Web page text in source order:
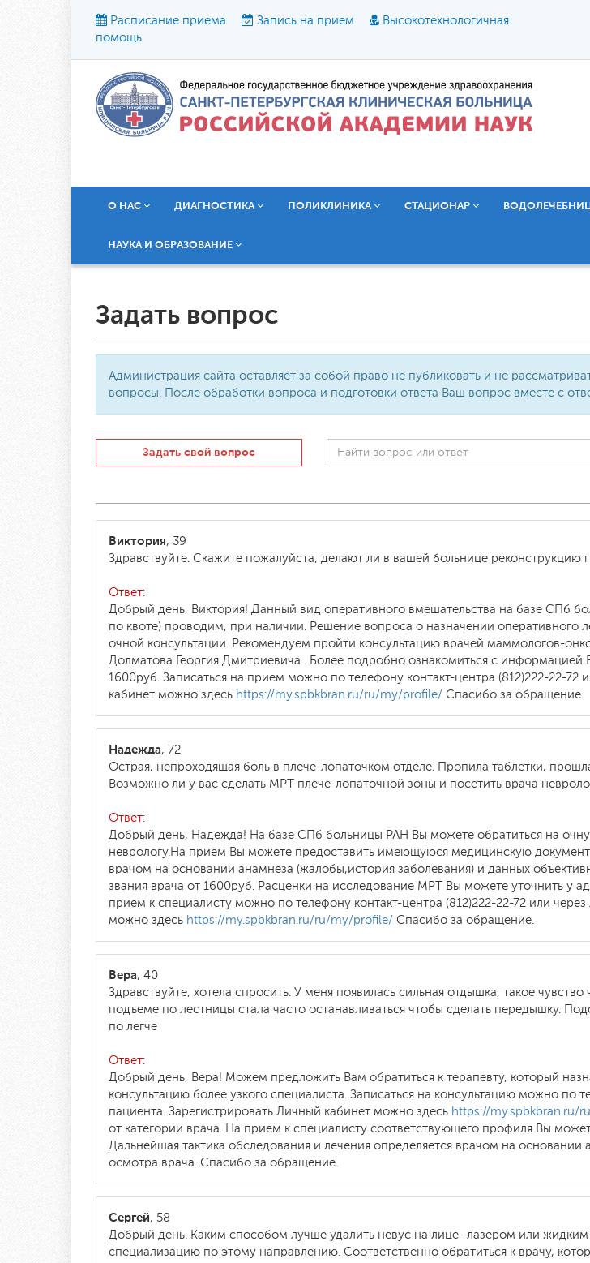
Расписание приема Запись на прием
Высокотехнологичная
помощь
Размер шрифта: A A A
Текст: Кириллица
О НАС ДИАГНОСТИКА ПОЛИКЛИНИКА СТАЦИОНАР
НАУКА И ОБРАЗОВАНИЕ
Задать вопрос
Администрация сайта оставляет за собой право не публиковать и не
вопросы. После обработки вопроса и подготовки ответа Ваш вопрос вместе с
Задать свой вопрос
Виктория, 39
Здравствуйте. Скажите пожалуйста, делают ли в вашей больнице реконструкцию
Ответ:
Добрый день, Виктория! Данный вид оперативного вмешательства на базе СПб
по квоте) проводим, при наличии. Решение вопроса о назначении оперативного
очной консультации. Рекомендуем пройти консультацию врачей маммологов-
Долматова Георгия Дмитриевича . Более подробно ознакомиться с информацией
1600руб. Записаться на прием можно по телефону контакт-центра (812)222-22-72
кабинет можно здесь https://my.spbkbran.ru/ru/my/profile/ Спасибо за обращение.
Надежда, 72
Острая, непроходящая боль в плече-лопаточком отделе. Пропила таблетки,
Возможно ли у вас сделать МРТ плече-лопаточной зоны и посетить врача
Ответ:
Добрый день, Надежда! На базе СПб больницы РАН Вы можете обратиться на
неврологу.На прием Вы можете предоставить имеющуюся медицинскую
врачом на основании анамнеза (жалобы,история заболевания) и данных
звания врача от 1600руб. Расценки на исследование МРТ Вы можете уточнить у
прием к специалисту можно по телефону контакт-центра (812)222-22-72 или
можно здесь https://my.spbkbran.ru/ru/my/profile/ Спасибо за обращение.
Вера, 40
Здравствуйте, хотела спросить. У меня появилась сильная отдышка, такое
подъеме по лестницы стала часто останавливаться чтобы сделать передышку.
по легче
Ответ:
Добрый день, Вера! Можем предложить Вам обратиться к терапевту, который
консультацию более узкого специалиста. Записаться на консультацию можно по
пациента. Зарегистрировать Личный кабинет можно здесь https://my.spbkbran.ru/
от категории врача. На прием к специалисту соответствующего профиля Вы
Дальнейшая тактика обследования и лечения определяется врачом на
осмотра врача. Спасибо за обращение.
Сергей, 58
Добрый день. Каким способом лучше удалить невус на лице- лазером или
специализацию по этому направлению. Соответственно обратиться к врачу,